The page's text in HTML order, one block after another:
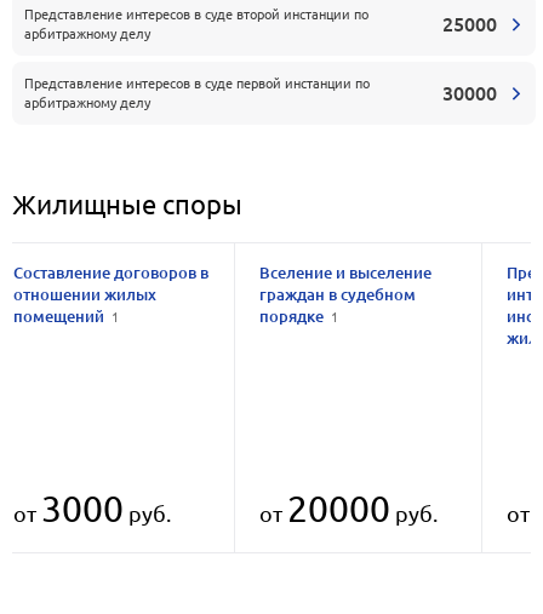
Представление интересов в суде второй инстанции по
арбитражному делу
25000
Представление интересов в суде первой инстанции по
арбитражному делу
30000
Жилищные споры
Составление договоров в
отношении жилых
помещений
1
Вселение и выселение
граждан в судебном
порядке 1
от 3000 руб. от 20000 руб. от